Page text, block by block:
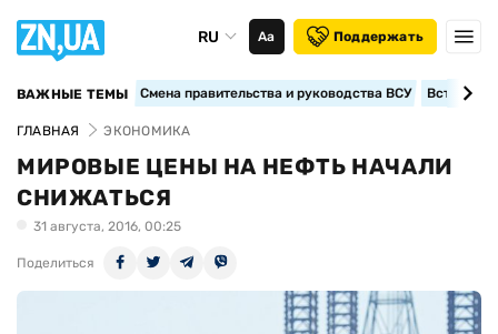
RU Аа Поддержать
ВАЖНЫЕ ТЕМЫ Смена правительства и руководства ВСУ
ГЛАВНАЯ ЭКОНОМИКА
МИРОВЫЕ ЦЕНЫ НА НЕФТЬ НАЧАЛИ
СНИЖАТЬСЯ
31 августа, 2016, 00:25
Поделиться